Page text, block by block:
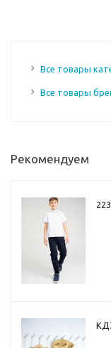
Все товары
Все товары
Рекомендуем